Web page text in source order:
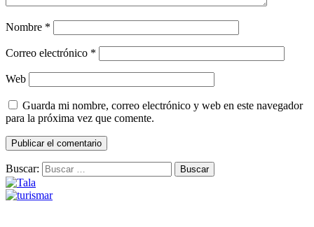
Nombre *
Correo electrónico *
Web
Guarda mi nombre, correo electrónico y web en este navegador
para la próxima vez que comente.
Buscar: